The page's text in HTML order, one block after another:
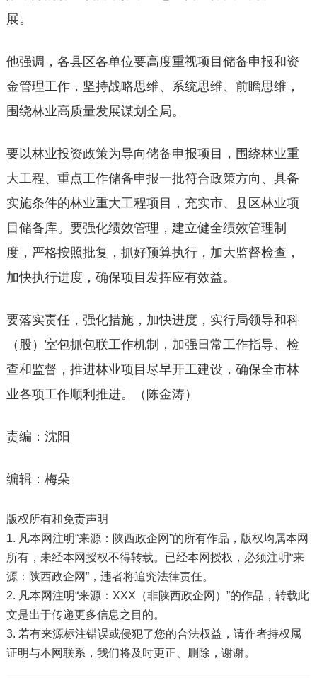
展。
他强调，各县区各单位要高度重视项目储备申报和资
金管理工作，坚持战略思维、系统思维、前瞻思维，
围绕林业高质量发展谋划全局。
要以林业投资政策为导向储备申报项目，围绕林业重
大工程、重点工作储备申报一批符合政策方向、具备
实施条件的林业重大工程项目，充实市、县区林业项
目储备库。要强化绩效管理，建立健全绩效管理制
度，严格按照批复，抓好预算执行，加大监督检查，
加快执行进度，确保项目发挥应有效益。
要落实责任，强化措施，加快进度，实行局领导和科
（股）室包抓包联工作机制，加强日常工作指导、检
查和监督，推进林业项目尽早开工建设，确保全市林
业各项工作顺利推进。（陈金涛）
责编：沈阳
编辑：梅朵
版权所有和免责声明
1. 凡本网注明“来源：陕西政企网”的所有作品，版权均属本网
所有，未经本网授权不得转载。已经本网授权，必须注明“来
源：陕西政企网”，违者将追究法律责任。
2. 凡本网注明“来源：XXX（非陕西政企网）”的作品，转载此
文是出于传递更多信息之目的。
3. 若有来源标注错误或侵犯了您的合法权益，请作者持权属
证明与本网联系，我们将及时更正、删除，谢谢。